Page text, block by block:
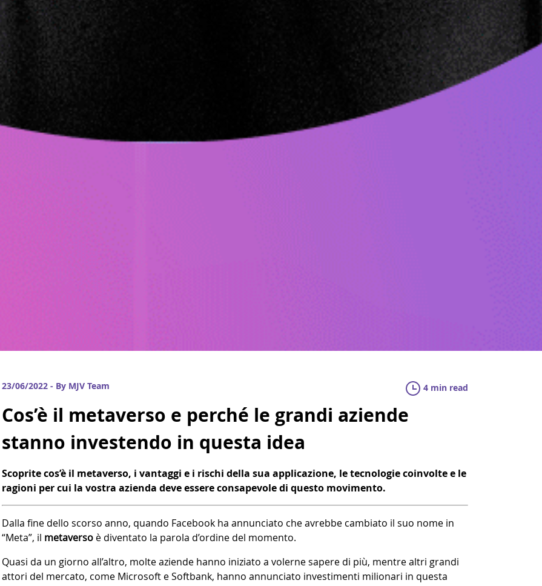
23/06/2022 - By MJV Team 4 min read
Cos’è il metaverso e perché le grandi aziende
stanno investendo in questa idea
Scoprite cos’è il metaverso, i vantaggi e i rischi della sua applicazione, le tecnologie coinvolte e le
ragioni per cui la vostra azienda deve essere consapevole di questo movimento.
Dalla fine dello scorso anno, quando Facebook ha annunciato che avrebbe cambiato il suo nome in
“Meta”, il metaverso è diventato la parola d’ordine del momento.
Quasi da un giorno all’altro, molte aziende hanno iniziato a volerne sapere di più, mentre altri grandi
attori del mercato, come Microsoft e Softbank, hanno annunciato investimenti milionari in questa